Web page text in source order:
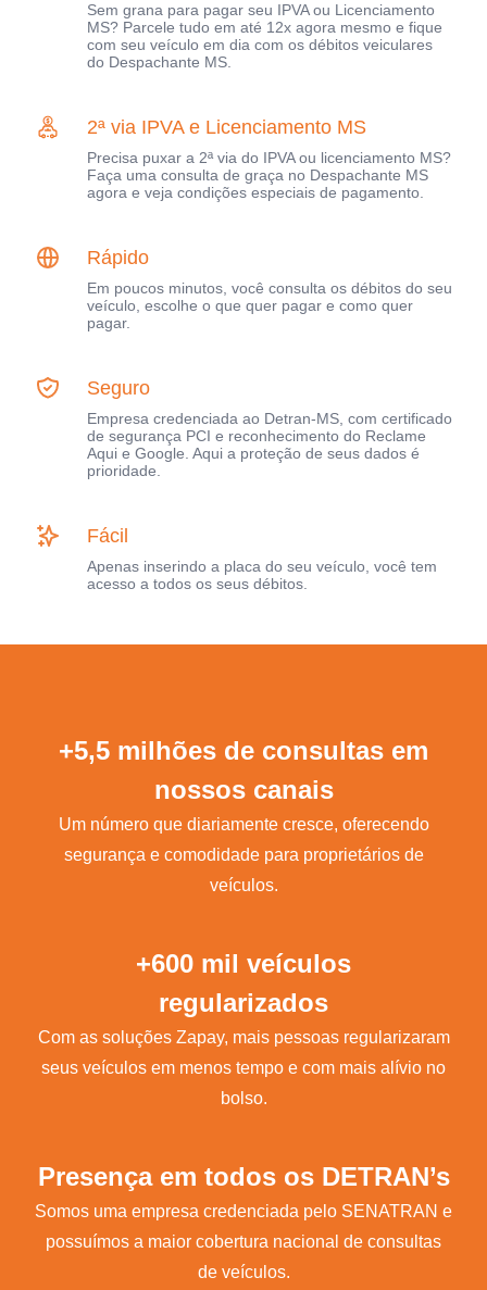
Sem grana para pagar seu IPVA ou Licenciamento
MS? Parcele tudo em até 12x agora mesmo e fique
com seu veículo em dia com os débitos veiculares
do Despachante MS.
2ª via IPVA e Licenciamento MS
Precisa puxar a 2ª via do IPVA ou licenciamento MS?
Faça uma consulta de graça no Despachante MS
agora e veja condições especiais de pagamento.
Rápido
Em poucos minutos, você consulta os débitos do seu
veículo, escolhe o que quer pagar e como quer
pagar.
Seguro
Empresa credenciada ao Detran-MS, com certificado
de segurança PCI e reconhecimento do Reclame
Aqui e Google. Aqui a proteção de seus dados é
prioridade.
Fácil
Apenas inserindo a placa do seu veículo, você tem
acesso a todos os seus débitos.
+5,5 milhões de consultas em
nossos canais
Um número que diariamente cresce, oferecendo
segurança e comodidade para proprietários de
veículos.
+600 mil veículos
regularizados
Com as soluções Zapay, mais pessoas regularizaram
seus veículos em menos tempo e com mais alívio no
bolso.
Presença em todos os DETRAN’s
Somos uma empresa credenciada pelo SENATRAN e
possuímos a maior cobertura nacional de consultas
de veículos.